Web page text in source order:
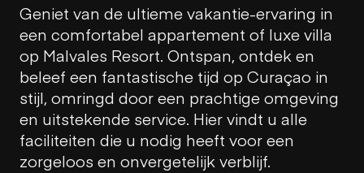
Geniet van de ultieme vakantie-ervaring in
een comfortabel appartement of luxe villa
op Malvales Resort. Ontspan, ontdek en
beleef een fantastische tijd op Curaçao in
stijl, omringd door een prachtige omgeving
en uitstekende service. Hier vindt u alle
faciliteiten die u nodig heeft voor een
zorgeloos en onvergetelijk verblijf.